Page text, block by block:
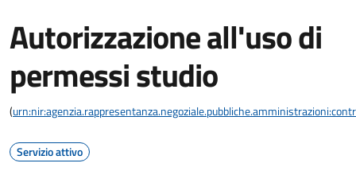
Autorizzazione all'uso di
permessi studio
(
Servizio attivo